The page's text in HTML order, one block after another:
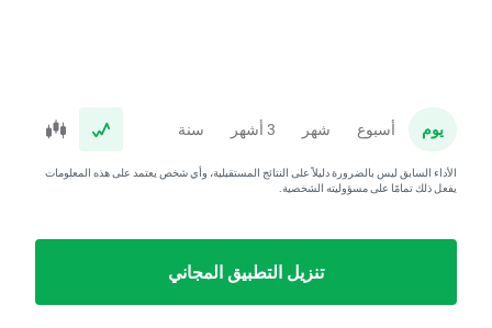
يوم أسبوع شهر 3 أشهر سنة
الأداء السابق ليس بالضرورة دليلاً على النتائج المستقبلية، وأي شخص يعتمد على هذه المعلومات
يفعل ذلك تمامًا على مسؤوليته الشخصية.
تنزيل التطبيق المجاني